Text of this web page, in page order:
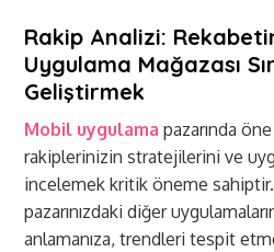
Rakip Analizi:
Uygulama Mağazası
Geliştirmek
Mobil uygulama pazarında
rakiplerinizin stratejilerini ve
incelemek kritik öneme
pazarınızdaki diğer
anlamanıza, trendleri tespit